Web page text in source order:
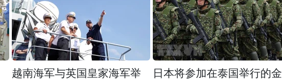
越南海军与英国皇家海军举
日本将参加在泰国举行的金